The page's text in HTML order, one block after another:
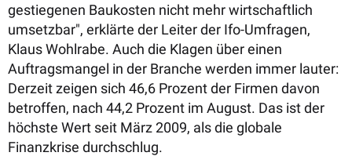
gestiegenen Baukosten nicht mehr wirtschaftlich
umsetzbar", erklärte der Leiter der Ifo-Umfragen,
Klaus Wohlrabe. Auch die Klagen über einen
Auftragsmangel in der Branche werden immer lauter:
Derzeit zeigen sich 46,6 Prozent der Firmen davon
betroffen, nach 44,2 Prozent im August. Das ist der
höchste Wert seit März 2009, als die globale
Finanzkrise durchschlug.